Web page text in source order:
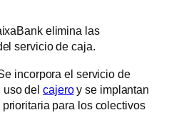
elimina las
servicio de caja.
incorpora el servicio de
uso delcajeroy se implantan
para los colectivos